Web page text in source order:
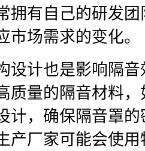
拥有自己的研发
市场需求的变化。
设计也是影响隔
质量的隔音材料
计，确保隔音罩
产厂家可能会使